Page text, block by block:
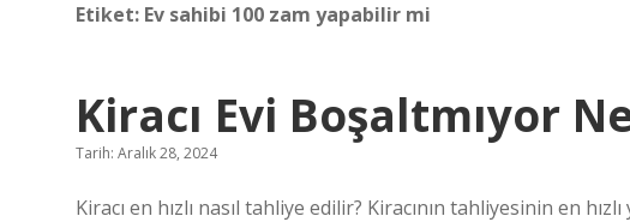
Etiket: Ev sahibi 100 zam yapabilir mi
Kiracı Evi Boşaltmıyor
Tarih: Aralık 28, 2024
Kiracı en hızlı nasıl tahliye edilir? Kiracının tahliyesinin en